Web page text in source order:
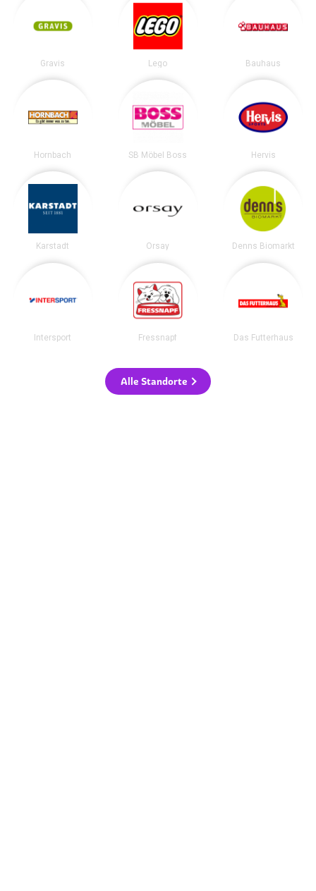
Gravis Lego Bauhaus
Hornbach SB Möbel Boss Hervis
Karstadt Orsay Denns Biomarkt
Intersport Fressnapf Das Futterhaus
Alle Standorte